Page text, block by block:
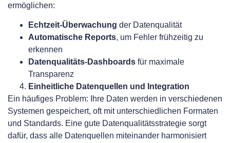
ermöglichen:
Echtzeit-Überwachung der Datenqualität
Automatische Reports, um Fehler frühzeitig zu
erkennen
Datenqualitäts-Dashboards für maximale
Transparenz
Einheitliche Datenquellen und Integration
Ein häufiges Problem: Ihre Daten werden in verschiedenen
Systemen gespeichert, oft mit unterschiedlichen Formaten
und Standards. Eine gute Datenqualitätsstrategie sorgt
dafür, dass alle Datenquellen miteinander harmonisiert